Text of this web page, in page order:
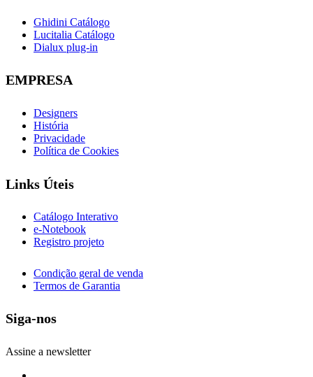
Ghidini Catálogo
Lucitalia Catálogo
Dialux plug-in
EMPRESA
Designers
História
Privacidade
Política de Cookies
Links Úteis
Catálogo Interativo
e-Notebook
Registro projeto
Condição geral de venda
Termos de Garantia
Siga-nos
Assine a newsletter